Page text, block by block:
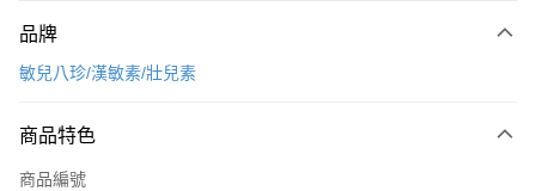
信用卡一次付款
LINE Pay
Apple Pay
品牌
敏兒八珍/漢敏素/壯兒素
商品特色
商品編號